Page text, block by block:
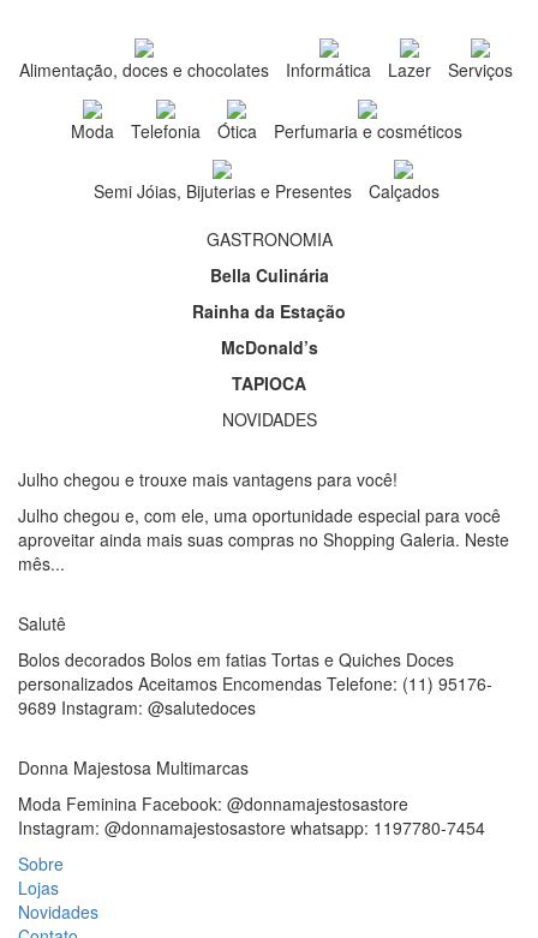
Alimentação, doces e chocolates Informática Lazer Serviços
Moda Telefonia Ótica Perfumaria e cosméticos
Semi Jóias, Bijuterias e Presentes
Calçados
GASTRONOMIA
Bella Culinária
Rainha da Estação
McDonald’s
TAPIOCA
NOVIDADES
Julho chegou e trouxe mais vantagens para você!
Julho chegou e, com ele, uma oportunidade especial para você
aproveitar ainda mais suas compras no Shopping Galeria. Neste
mês...
Salutê
Bolos decorados Bolos em fatias Tortas e Quiches Doces
personalizados Aceitamos Encomendas Telefone: (11) 95176-
9689 Instagram: @salutedoces
Donna Majestosa Multimarcas
Moda Feminina Facebook: @donnamajestosastore
Instagram: @donnamajestosastore whatsapp: 1197780-7454
Sobre
Lojas
Novidades